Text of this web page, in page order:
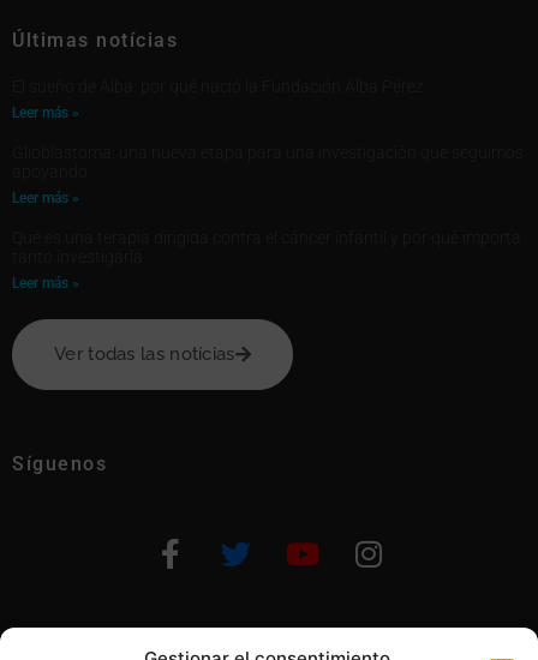
Últimas notícias
Leer más »
Leer más »
Leer más »
Ver todas las notícias
Síguenos